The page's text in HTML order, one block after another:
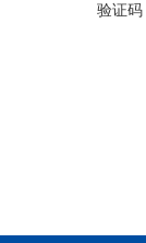
验证码